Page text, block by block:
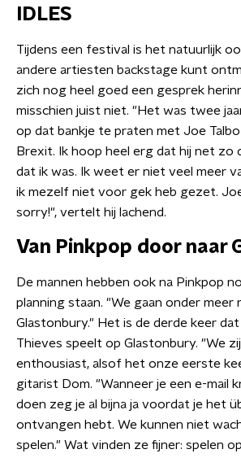
IDLES
Tijdens een festival is het natuurlijk
andere artiesten backstage kunt
zich nog heel goed een gesprek
misschien juist niet. "Het was twee
op dat bankje te praten met Joe
Brexit. Ik hoop heel erg dat hij net zo
dat ik was. Ik weet er niet veel meer
ik mezelf niet voor gek heb gezet.
sorry!", vertelt hij lachend.
Van Pinkpop door naar
De mannen hebben ook na Pinkpop
planning staan. "We gaan onder meer
Glastonbury." Het is de derde keer
Thieves speelt op Glastonbury. "We
enthousiast, alsof het onze eerste
gitarist Dom. "Wanneer je een e-mail
doen zeg je al bijna ja voordat je het
ontvangen hebt. We kunnen niet
spelen." Wat vinden ze fijner: spelen